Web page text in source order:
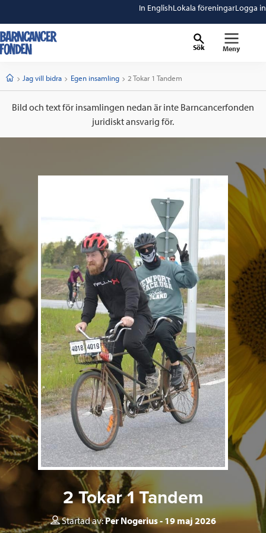
In EnglishLokala föreningarLogga in
Sök Meny
StartJag vill bidra Egen insamling Current:
2 Tokar 1 Tandem
Bild och text för insamlingen nedan är inte Barncancerfonden
juridiskt ansvarig för.
2 Tokar 1 Tandem
Startad av:Per Nogerius 19 maj 2026